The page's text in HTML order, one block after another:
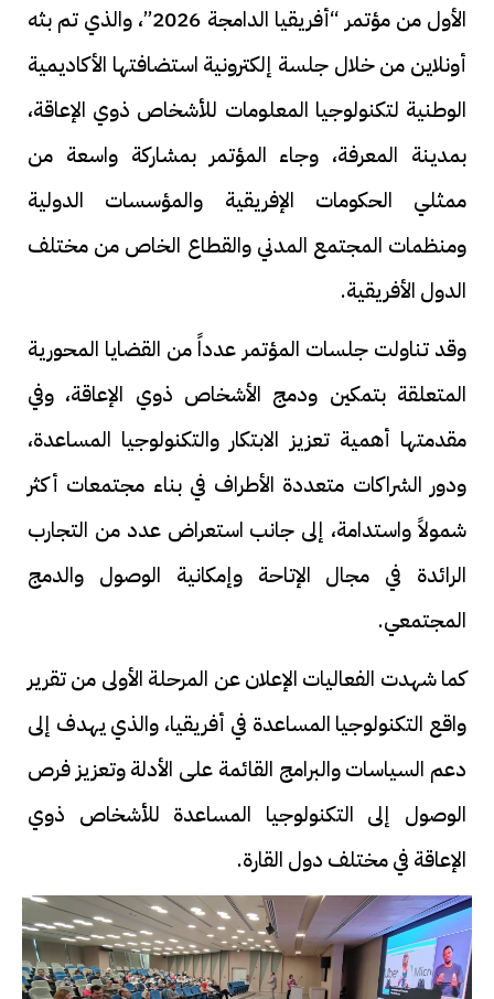
الأول من مؤتمر “أفريقيا الدامجة 2026”، والذي تم بثه
أونلاين من خلال جلسة إلكترونية استضافتها الأكاديمية
الوطنية لتكنولوجيا المعلومات للأشخاص ذوي الإعاقة،
بمدينة المعرفة، وجاء المؤتمر بمشاركة واسعة من
ممثلي الحكومات الإفريقية والمؤسسات الدولية
ومنظمات المجتمع المدني والقطاع الخاص من مختلف
الدول الأفريقية.
وقد تناولت جلسات المؤتمر عدداً من القضايا المحورية
المتعلقة بتمكين ودمج الأشخاص ذوي الإعاقة، وفي
مقدمتها أهمية تعزيز الابتكار والتكنولوجيا المساعدة،
ودور الشراكات متعددة الأطراف في بناء مجتمعات أكثر
شمولاً واستدامة، إلى جانب استعراض عدد من التجارب
الرائدة في مجال الإتاحة وإمكانية الوصول والدمج
المجتمعي.
كما شهدت الفعاليات الإعلان عن المرحلة الأولى من تقرير
واقع التكنولوجيا المساعدة في أفريقيا، والذي يهدف إلى
دعم السياسات والبرامج القائمة على الأدلة وتعزيز فرص
الوصول إلى التكنولوجيا المساعدة للأشخاص ذوي
الإعاقة في مختلف دول القارة.